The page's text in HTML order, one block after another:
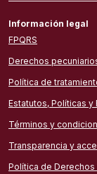
Información legal
FPQRS
Derechos
Política de
Estatutos, Políticas y
Términos y
Transparencia y
Política de Derechos